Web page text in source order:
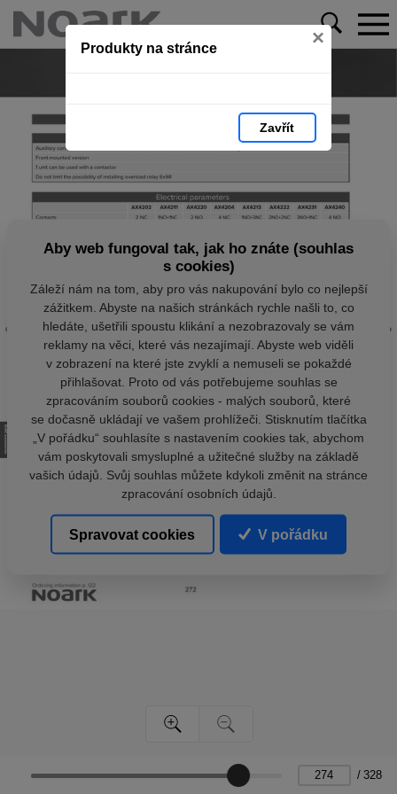
Produkty na stránce ×
Zavřít
/ 328
Aby web fungoval tak, jak ho znáte (souhlas
s cookies)
Záleží nám na tom, aby pro vás nakupování bylo co nejlepší
zážitkem. Abyste na našich stránkách rychle našli to, co
hledáte, ušetřili spoustu klikání a nezobrazovaly se vám
reklamy na věci, které vás nezajímají. Abyste web viděli
v zobrazení na které jste zvyklí a nemuseli se pokaždé
přihlašovat. Proto od vás potřebujeme souhlas se
zpracováním souborů cookies - malých souborů, které
se dočasně ukládají ve vašem prohlížeči. Stisknutím tlačítka
„V pořádku“ souhlasíte s nastavením cookies tak, abychom
vám poskytovali smysluplné a užitečné služby na základě
vašich údajů. Svůj souhlas můžete kdykoli změnit na stránce
zpracování osobních údajů.
Spravovat cookies V pořádku